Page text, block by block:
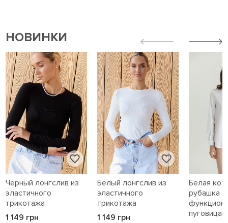
НОВИНКИ
Черный лонгслив из
эластичного
трикотажа
1 149 грн
Белый лонгслив из
эластичного
трикотажа
1 149 грн
Белая
рубашка с